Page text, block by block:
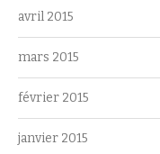
avril 2015
mars 2015
février 2015
janvier 2015